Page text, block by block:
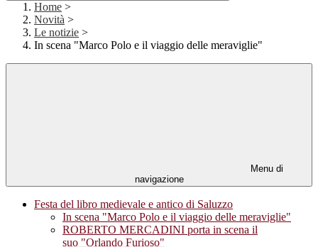
Home >
Novità >
Le notizie >
In scena "Marco Polo e il viaggio delle meraviglie"
Menu di
navigazione
Festa del libro medievale e antico di Saluzzo
In scena "Marco Polo e il viaggio delle meraviglie"
ROBERTO MERCADINI porta in scena il
suo "Orlando Furioso"